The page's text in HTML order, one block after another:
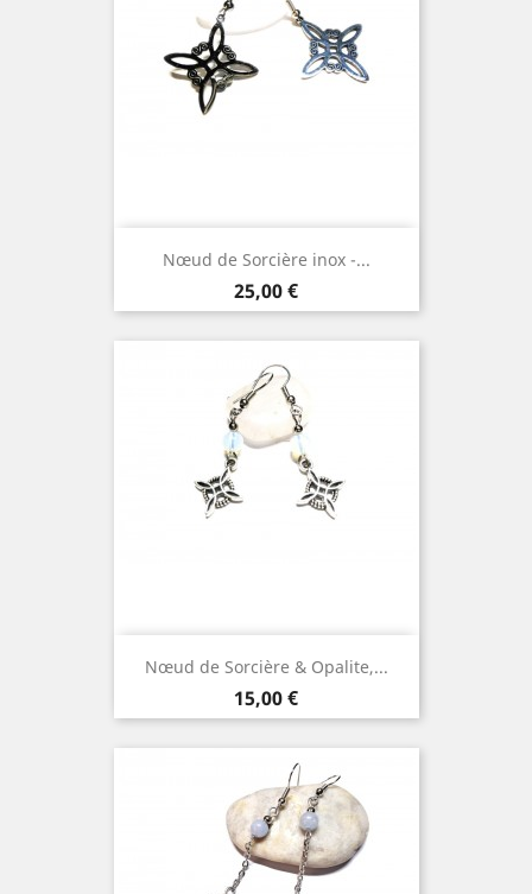
Nœud de Sorcière inox -...
Prix
25,00 €
Nœud de Sorcière & Opalite,...
Prix
15,00 €